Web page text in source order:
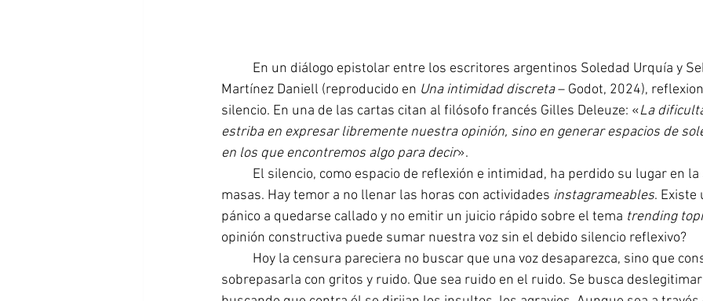
Martínez Daniell (reproducido en Una intimidad discreta – Godot, 2024),
silencio. En una de las cartas citan al filósofo francés Gilles Deleuze: «La
estriba en expresar libremente nuestra opinión, sino en generar espacios de
en los que encontremos algo para decir».
masas. Hay temor a no llenar las horas con actividades instagrameables. Existe
pánico a quedarse callado y no emitir un juicio rápido sobre el tema trending
opinión constructiva puede sumar nuestra voz sin el debido silencio reflexivo?
sobrepasarla con gritos y ruido. Que sea ruido en el ruido. Se busca